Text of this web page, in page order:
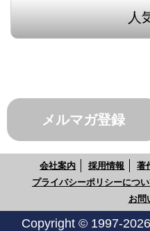
人
メルマガ登録
会社案内 採用情報 著
プライバシーポリシーにつ
お問
Copyright © 1997-